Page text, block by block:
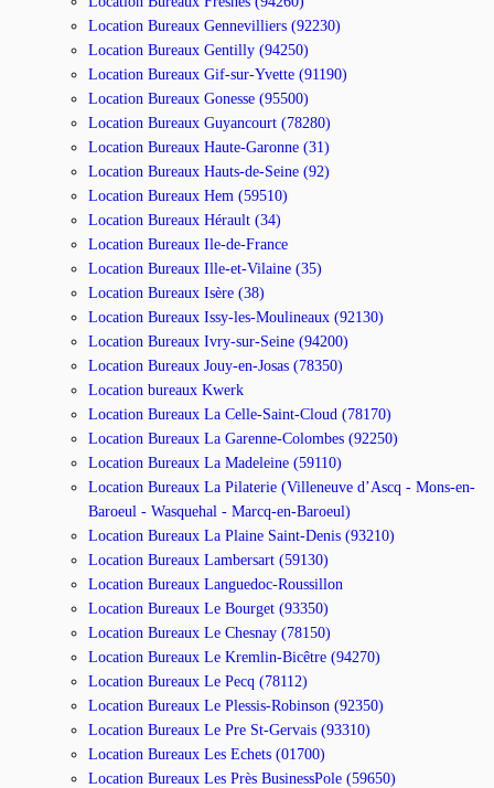
Location Bureaux Gennevilliers (92230)
Location Bureaux Gentilly (94250)
Location Bureaux Gif-sur-Yvette (91190)
Location Bureaux Gonesse (95500)
Location Bureaux Guyancourt (78280)
Location Bureaux Haute-Garonne (31)
Location Bureaux Hauts-de-Seine (92)
Location Bureaux Hem (59510)
Location Bureaux Hérault (34)
Location Bureaux Ile-de-France
Location Bureaux Ille-et-Vilaine (35)
Location Bureaux Isère (38)
Location Bureaux Issy-les-Moulineaux (92130)
Location Bureaux Ivry-sur-Seine (94200)
Location Bureaux Jouy-en-Josas (78350)
Location bureaux Kwerk
Location Bureaux La Celle-Saint-Cloud (78170)
Location Bureaux La Garenne-Colombes (92250)
Location Bureaux La Madeleine (59110)
Location Bureaux La Pilaterie (Villeneuve d’Ascq - Mons-en-
Baroeul - Wasquehal - Marcq-en-Baroeul)
Location Bureaux La Plaine Saint-Denis (93210)
Location Bureaux Lambersart (59130)
Location Bureaux Languedoc-Roussillon
Location Bureaux Le Bourget (93350)
Location Bureaux Le Chesnay (78150)
Location Bureaux Le Kremlin-Bicêtre (94270)
Location Bureaux Le Pecq (78112)
Location Bureaux Le Plessis-Robinson (92350)
Location Bureaux Le Pre St-Gervais (93310)
Location Bureaux Les Echets (01700)
Location Bureaux Les Près BusinessPole (59650)